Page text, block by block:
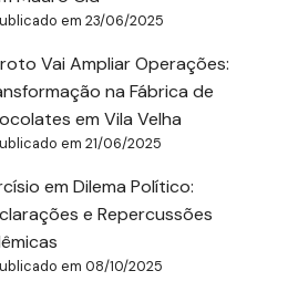
em 23/06/2025
Vai Ampliar Operações:
na Fábrica de
em Vila Velha
em 21/06/2025
em Dilema Político:
e Repercussões
em 08/10/2025